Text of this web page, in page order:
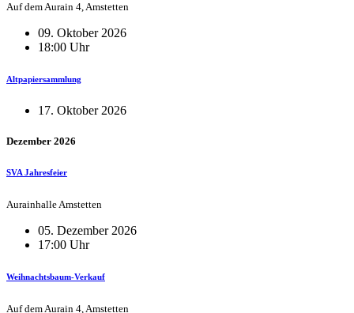
Auf dem Aurain 4, Amstetten
09. Oktober 2026
18:00 Uhr
Altpapiersammlung
17. Oktober 2026
Dezember 2026
SVA Jahresfeier
Aurainhalle Amstetten
05. Dezember 2026
17:00 Uhr
Weihnachtsbaum-Verkauf
Auf dem Aurain 4, Amstetten